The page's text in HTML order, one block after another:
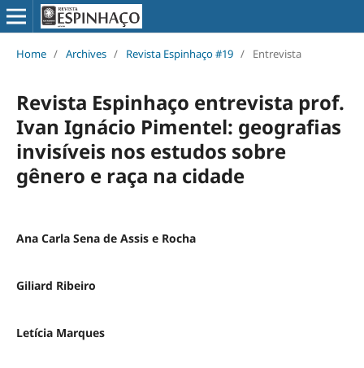
Home / Archives / Revista Espinhaço #19 / Entrevista
Revista Espinhaço entrevista prof.
Ivan Ignácio Pimentel: geografias
invisíveis nos estudos sobre
gênero e raça na cidade
Ana Carla Sena de Assis e Rocha
Giliard Ribeiro
Letícia Marques